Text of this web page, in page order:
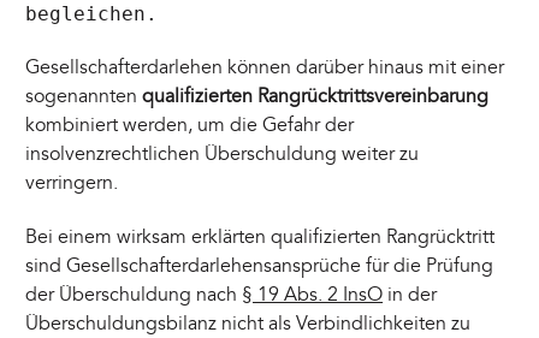
begleichen.
Gesellschafterdarlehen können darüber hinaus mit einer
sogenanntenqualifizierten Rangrücktrittsvereinbarung
kombiniert werden, um die Gefahr der
insolvenzrechtlichen Überschuldung weiter zu
verringern.
Bei einem wirksam erklärten qualifizierten Rangrücktritt
sind Gesellschafterdarlehensansprüche für die Prüfung
der Überschuldung nach § 19 Abs. 2 InsO in der
Überschuldungsbilanz nicht als Verbindlichkeiten zu